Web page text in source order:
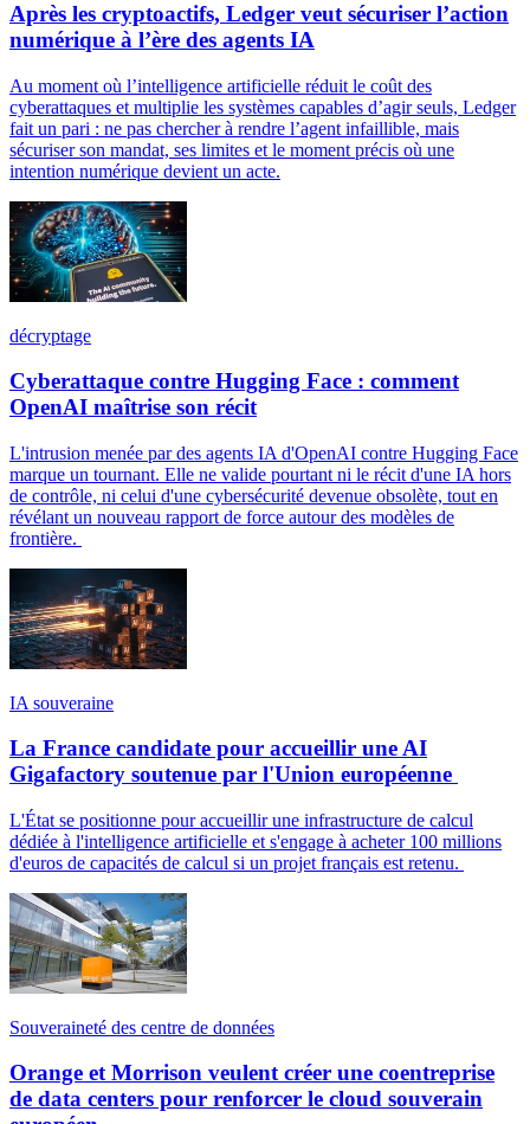
Après les cryptoactifs, Ledger veut sécuriser l’action
numérique à l’ère des agents IA
Au moment où l’intelligence artificielle réduit le coût des
cyberattaques et multiplie les systèmes capables d’agir seuls, Ledger
fait un pari : ne pas chercher à rendre l’agent infaillible, mais
sécuriser son mandat, ses limites et le moment précis où une
intention numérique devient un acte.
décryptage
Cyberattaque contre Hugging Face : comment
OpenAI maîtrise son récit
L'intrusion menée par des agents IA d'OpenAI contre Hugging Face
marque un tournant. Elle ne valide pourtant ni le récit d'une IA hors
de contrôle, ni celui d'une cybersécurité devenue obsolète, tout en
révélant un nouveau rapport de force autour des modèles de
frontière.
IA souveraine
La France candidate pour accueillir une AI
Gigafactory soutenue par l'Union européenne
L'État se positionne pour accueillir une infrastructure de calcul
dédiée à l'intelligence artificielle et s'engage à acheter 100 millions
d'euros de capacités de calcul si un projet français est retenu.
Souveraineté des centre de données
Orange et Morrison veulent créer une coentreprise
de data centers pour renforcer le cloud souverain